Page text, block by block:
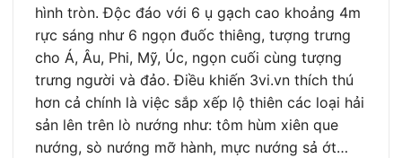
hình tròn. Độc đáo với 6 ụ gạch cao khoảng 4m
rực sáng như 6 ngọn đuốc thiêng, tượng trưng
cho Á, Âu, Phi, Mỹ, Úc, ngọn cuối cùng tượng
trưng người và đảo. Điều khiến 3vi.vn thích thú
hơn cả chính là việc sắp xếp lộ thiên các loại hải
sản lên trên lò nướng như: tôm hùm xiên que
nướng, sò nướng mỡ hành, mực nướng sả ớt…